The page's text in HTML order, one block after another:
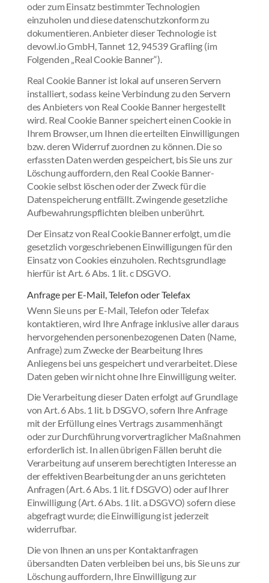
oder zum Einsatz bestimmter Technologien
einzuholen und diese datenschutzkonform zu
dokumentieren. Anbieter dieser Technologie ist
devowl.io GmbH, Tannet 12, 94539 Grafling (im
Folgenden „Real Cookie Banner“).
Real Cookie Banner ist lokal auf unseren Servern
installiert, sodass keine Verbindung zu den Servern
des Anbieters von Real Cookie Banner hergestellt
wird. Real Cookie Banner speichert einen Cookie in
Ihrem Browser, um Ihnen die erteilten Einwilligungen
bzw. deren Widerruf zuordnen zu können. Die so
erfassten Daten werden gespeichert, bis Sie uns zur
Löschung auffordern, den Real Cookie Banner-
Cookie selbst löschen oder der Zweck für die
Datenspeicherung entfällt. Zwingende gesetzliche
Aufbewahrungspflichten bleiben unberührt.
Der Einsatz von Real Cookie Banner erfolgt, um die
gesetzlich vorgeschriebenen Einwilligungen für den
Einsatz von Cookies einzuholen. Rechtsgrundlage
hierfür ist Art. 6 Abs. 1 lit. c DSGVO.
Anfrage per E-Mail, Telefon oder Telefax
Wenn Sie uns per E-Mail, Telefon oder Telefax
kontaktieren, wird Ihre Anfrage inklusive aller daraus
hervorgehenden personenbezogenen Daten (Name,
Anfrage) zum Zwecke der Bearbeitung Ihres
Anliegens bei uns gespeichert und verarbeitet. Diese
Daten geben wir nicht ohne Ihre Einwilligung weiter.
Die Verarbeitung dieser Daten erfolgt auf Grundlage
von Art. 6 Abs. 1 lit. b DSGVO, sofern Ihre Anfrage
mit der Erfüllung eines Vertrags zusammenhängt
oder zur Durchführung vorvertraglicher Maßnahmen
erforderlich ist. In allen übrigen Fällen beruht die
Verarbeitung auf unserem berechtigten Interesse an
der effektiven Bearbeitung der an uns gerichteten
Anfragen (Art. 6 Abs. 1 lit. f DSGVO) oder auf Ihrer
Einwilligung (Art. 6 Abs. 1 lit. a DSGVO) sofern diese
abgefragt wurde; die Einwilligung ist jederzeit
widerrufbar.
Die von Ihnen an uns per Kontaktanfragen
übersandten Daten verbleiben bei uns, bis Sie uns zur
Löschung auffordern, Ihre Einwilligung zur